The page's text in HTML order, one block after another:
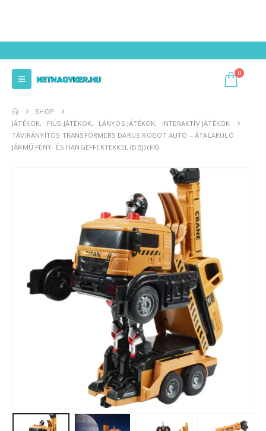
0
SHOP
JÁTÉKOK, FIÚS JÁTÉKOK, LÁNYOS JÁTÉKOK,
INTERAKTÍV JÁTÉKOK
TÁVIRÁNYÍTÓS TRANSFORMERS DARUS ROBOT AUTÓ – ÁTALAKULÓ
JÁRMŰ FÉNY- ÉS HANGEFFEKTEKKEL (BBJ) (FX)